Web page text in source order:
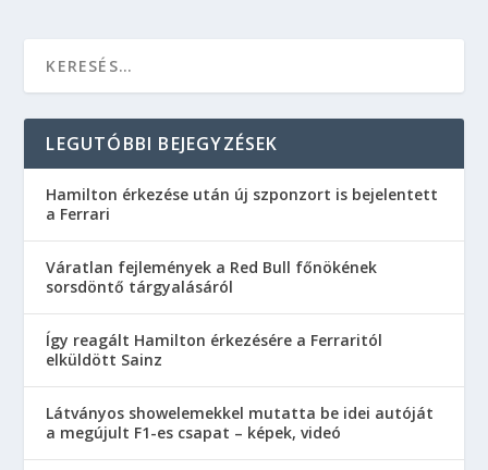
LEGUTÓBBI BEJEGYZÉSEK
Hamilton érkezése után új szponzort is bejelentett
a Ferrari
Váratlan fejlemények a Red Bull főnökének
sorsdöntő tárgyalásáról
Így reagált Hamilton érkezésére a Ferraritól
elküldött Sainz
Látványos showelemekkel mutatta be idei autóját
a megújult F1-es csapat – képek, videó